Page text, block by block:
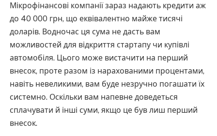
Мікрофінансові компанії зараз надають кредити аж
до 40 000 грн, що еквівалентно майже тисячі
доларів. Водночас ця сума не дасть вам
можливостей для відкриття стартапу чи купівлі
автомобіля. Цього може вистачити на перший
внесок, проте разом із нарахованими процентами,
навіть невеликими, вам буде незручно погашати їх
системно. Оскільки вам напевне доведеться
сплачувати й інші суми, якщо це був лиш перший
внесок.